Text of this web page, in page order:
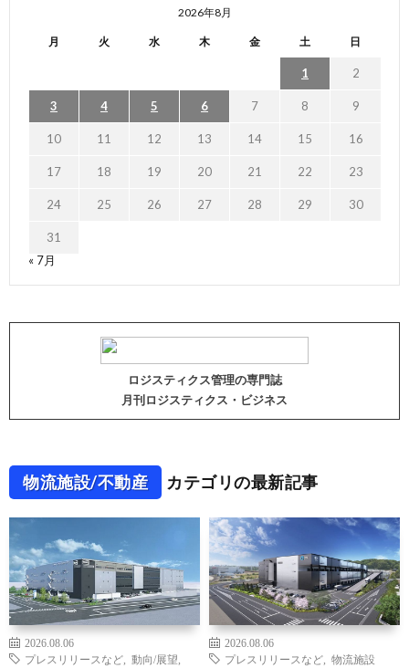
2026年8月
月 火 水 木 金 土 日
1 2
3 4 5 6 7 8 9
10 11 12 13 14 15 16
17 18 19 20 21 22 23
24 25 26 27 28 29 30
31
« 7月
ロジスティクス管理の専門誌
月刊ロジスティクス・ビジネス
物流施設/不動産 カテゴリの最新記事
2026.08.06
プレスリリースなど
動向/展望
2026.08.06
プレスリリースなど
物流施設